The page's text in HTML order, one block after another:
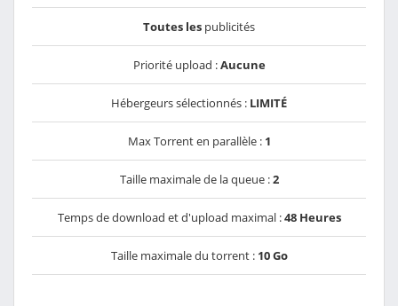
Toutes les publicités
Priorité upload :Aucune
Hébergeurs sélectionnés : LIMITÉ
Max Torrent en parallèle : 1
Taille maximale de la queue :2
Temps de download et d'upload maximal :48 Heures
Taille maximale du torrent : 10 Go